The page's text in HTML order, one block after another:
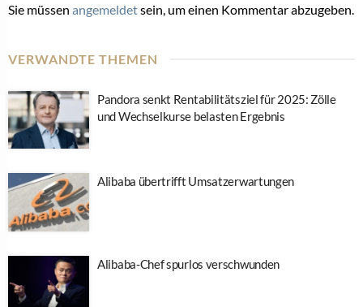
Sie müssen angemeldetsein, um einen Kommentar abzugeben.
VERWANDTE THEMEN
Pandora senkt Rentabilitätsziel für 2025: Zölle
und Wechselkurse belasten Ergebnis
Alibaba übertrifft Umsatzerwartungen
Alibaba-Chef spurlos verschwunden